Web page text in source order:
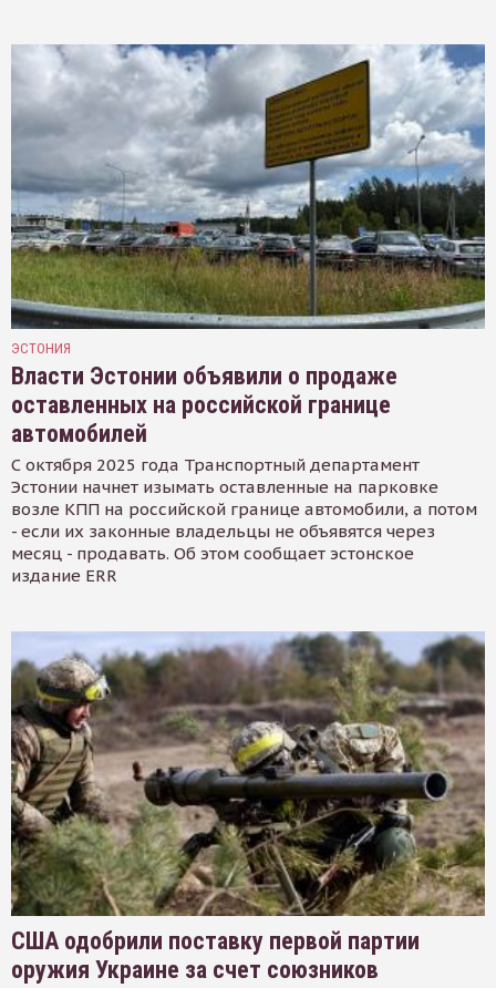
ЭСТОНИЯ
Власти Эстонии объявили о продаже
оставленных на российской границе
автомобилей
С октября 2025 года Транспортный департамент
Эстонии начнет изымать оставленные на парковке
возле КПП на российской границе автомобили, а потом
- если их законные владельцы не объявятся через
месяц - продавать. Об этом сообщает эстонское
издание ERR
США одобрили поставку первой партии
оружия Украине за счет союзников